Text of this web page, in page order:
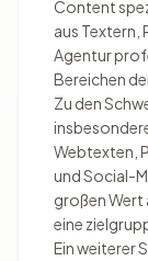
Content
aus Textern,
Agentur
Bereichen
Zu den
Webtexten,
und Social-
großen Wert
eine
Ein weiterer